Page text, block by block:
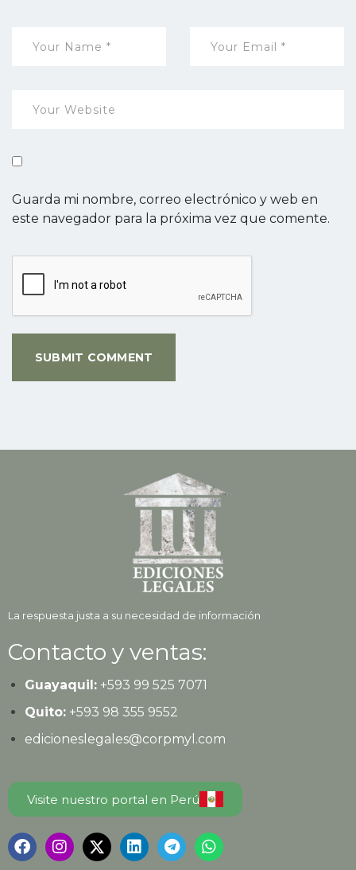
Guarda mi nombre, correo electrónico y web en
este navegador para la próxima vez que comente.
La respuesta justa a su necesidad de información
Contacto y ventas:
Guayaquil:+593 99 525 7071
Quito:+593 98 355 9552
edicioneslegales@corpmyl.com
Visite nuestro portal en Perú